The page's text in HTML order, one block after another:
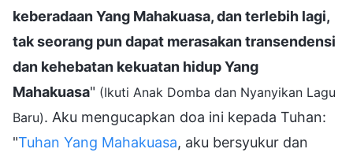
keberadaan Yang Mahakuasa, dan terlebih lagi,
tak seorang pun dapat merasakan transendensi
dan kehebatan kekuatan hidup Yang
Mahakuasa" (Ikuti Anak Domba dan Nyanyikan Lagu
Baru). Aku mengucapkan doa ini kepada Tuhan:
"Tuhan Yang Mahakuasa, aku bersyukur dan